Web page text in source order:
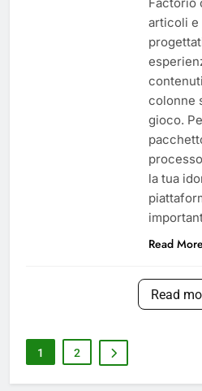
articoli e
colonne
gioco.
la tua
Read More
Read
1 2